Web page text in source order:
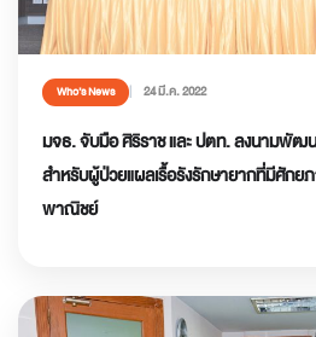
Who’s News 24 มี.ค. 2022
มจธ. จับมือ ศิริราช และ ปตท. ลงนามพั
สำหรับผู้ป่วยแผลเรื้อรังรักษายากที่มีศักย
พาณิชย์